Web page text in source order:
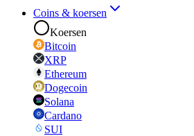
Coins & koersen
Koersen
Bitcoin
XRP
Ethereum
Dogecoin
Solana
Cardano
SUI